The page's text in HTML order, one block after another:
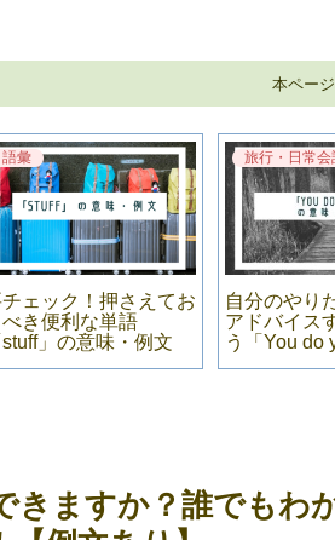
本ペー
語彙
ェック！押さえてお
べき便利な単語
stuff」の意味・例文
旅行・日常会
自分のやり
アドバイス
う「You do
きますか？誰でもわ